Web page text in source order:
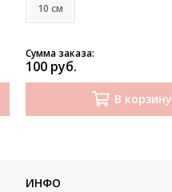
10 см
Сумма заказа:
100 руб.
В корзину
ИНФО